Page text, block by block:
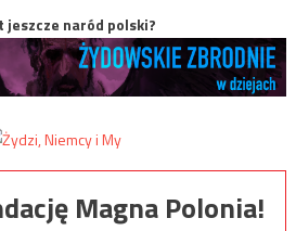
jeszcze naród polski?
Magna Polonia!